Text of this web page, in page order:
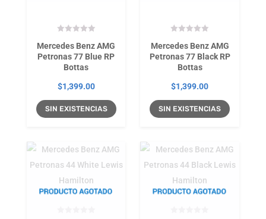
Mercedes Benz AMG
Petronas 77 Blue RP
Bottas
$1,399.00
SIN EXISTENCIAS
Mercedes Benz AMG
Petronas 77 Black RP
Bottas
$1,399.00
SIN EXISTENCIAS